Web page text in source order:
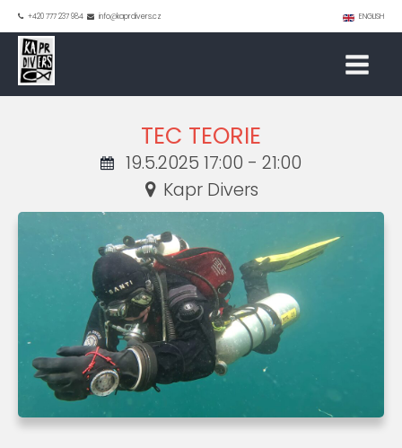
+420 777 237 984 info@kaprdivers.cz ENGLISH
TEC TEORIE
19.5.2025 17:00 - 21:00
Kapr Divers